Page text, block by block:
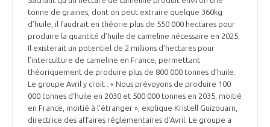
tonne de graines, dont on peut extraire quelque 360kg
d’huile, il faudrait en théorie plus de 550 000 hectares pour
produire la quantité d’huile de cameline nécessaire en 2025.
Il existerait un potentiel de 2 millions d’hectares pour
l’interculture de cameline en France, permettant
théoriquement de produire plus de 800 000 tonnes d’huile.
Le groupe Avril y croit : « Nous prévoyons de produire 100
000 tonnes d’huile en 2030 et 500 000 tonnes en 2035, moitié
en France, moitié à l’étranger », explique Kristell Guizouarn,
directrice des affaires réglementaires d’Avril. Le groupe a